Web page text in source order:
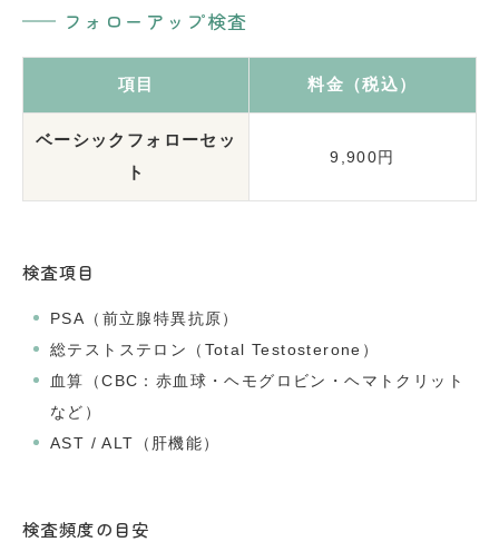
フォローアップ検査
項目 料金（税込）
ベーシックフォローセッ
ト
9,900円
検査項目
PSA（前立腺特異抗原）
総テストステロン（Total Testosterone）
血算（CBC：赤血球・ヘモグロビン・ヘマトクリット
など）
AST / ALT（肝機能）
検査頻度の目安